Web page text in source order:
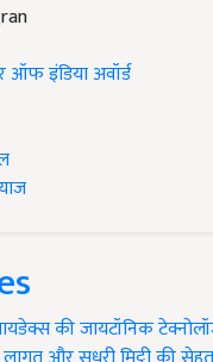
ऑफ इंडिया अवॉर्ड